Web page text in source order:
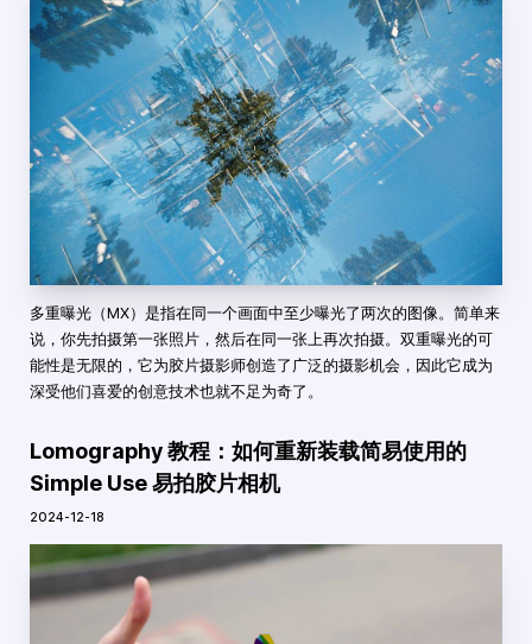
多重曝光（MX）是指在同一个画面中至少曝光了两次的图像。简单来
说，你先拍摄第一张照片，然后在同一张上再次拍摄。双重曝光的可
能性是无限的，它为胶片摄影师创造了广泛的摄影机会，因此它成为
深受他们喜爱的创意技术也就不足为奇了。
Lomography 教程：如何重新装载简易使用的
Simple Use 易拍胶片相机
2024-12-18